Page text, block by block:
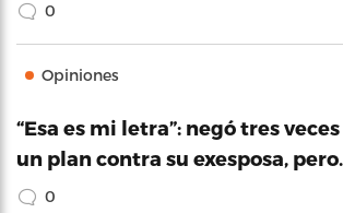
0
Opiniones
“Esa es mi letra”: negó tres
un plan contra su exesposa,
0